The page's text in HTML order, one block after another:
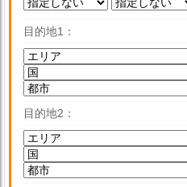
目的地1
目的地2